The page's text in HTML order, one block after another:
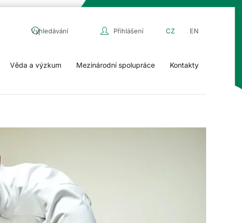
Přihlášení CZ EN
Věda a výzkum Mezinárodní spolupráce Kontakty